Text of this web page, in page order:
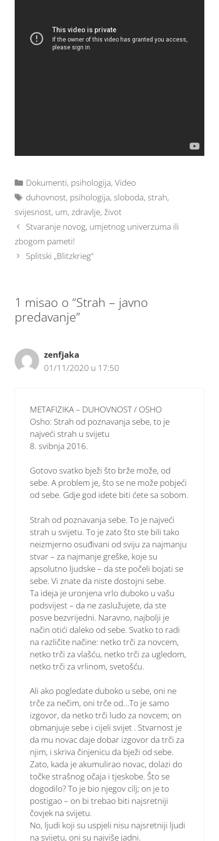
Dokumenti, psihologija,Video
duhovnost, psihologija, sloboda, strah,
svijesnost, um, zdravlje, život
Stvaranje novog, umjetnog univerzuma ili
zbogom pameti!
Splitski „Blitzkrieg“
1 misao o “Strah – javno
predavanje”
zenfjaka
01/11/2020 u 17:50
METAFIZIKA – DUHOVNOST / OSHO
Osho: Strah od poznavanja sebe, to je
najveći strah u svijetu
8. svibnja 2016.
Gotovo svatko bježi što brže može, od
sebe. A problem je, što se ne može pobjeći
od sebe. Gdje god idete biti ćete sa sobom.
Strah od poznavanja sebe. To je najveći
strah u svijetu. To je zato što ste bili tako
neizmjerno osuđivani od sviju za najmanju
stvar – za najmanje greške, koje su
apsolutno ljudske – da ste počeli bojati se
sebe. Vi znate da niste dostojni sebe.
Ta ideja je uronjena vrlo duboko u vašu
podsvijest – da ne zaslužujete, da ste
posve bezvrijedni. Naravno, najbolji je
način otići daleko od sebe. Svatko to radi
na različite načine: netko trči za novcem,
netko trči za vlašću, netko trči za ugledom,
netko trči za vrlinom, svetošću.
Ali ako pogledate duboko u sebe, oni ne
trče za nečim, oni trče od…To je samo
izgovor, da netko trči ludo za novcem; on
obmanjuje sebe i cijeli svijet . Stvarnost je
da mu novac daje dobar izgovor da trči za
njim, i skriva činjenicu da bježi od sebe.
Zato, kada je akumulirao novac, dolazi do
točke strašnog očaja i tjeskobe. Što se
dogodilo? To je bio njegov cilj; on je to
postigao – on bi trebao biti najsretniji
čovjek na svijetu.
No, ljudi koji su uspjeli nisu najsretniji ljudi
na svijetu, oni su najviše jadni.